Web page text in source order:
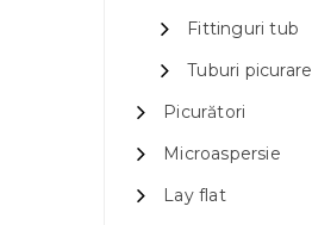
Fittinguri tub
Tuburi picurare
Picurători
Microaspersie
Lay flat